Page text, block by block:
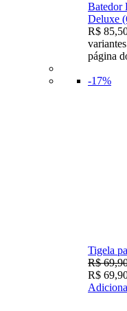
Batedor
Deluxe
R$
página
-17%
Tigela
R$
R$